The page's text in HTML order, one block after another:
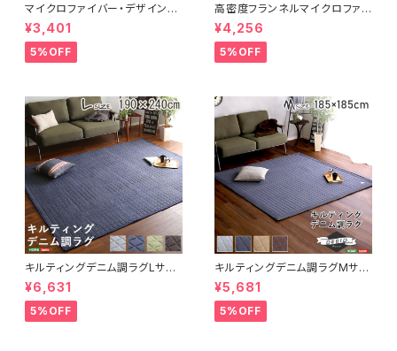
マイクロファイバー・デザインラ
グマットMサイズ（185×185cm）
洗えるラグマット 【WASHFA2】
FRG-D2-M
¥3,401
5%OFF
高密度フランネルマイクロファイ
バー・ラグマットLサイズ（200×2
50cm）洗えるラグマット｜ナル
トレア
¥4,256
5%OFF
キルティングデニム調ラグLサイ
ズ(190x240cm)オールシーズ
ン、滑り止め付き、手洗い対応【D
erid-デリッド-】 DRG-L
¥6,631
5%OFF
キルティングデニム調ラグMサイ
ズ(185x185cm)オールシーズ
ン、滑り止め付き、手洗い対応【D
erid-デリッド-】 DRG-M
¥5,681
5%OFF